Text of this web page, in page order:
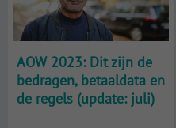
AOW 2023: Dit zijn de
bedragen, betaaldata en
de regels (update: juli)